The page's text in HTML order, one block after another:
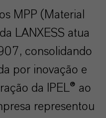
MPP (Material
LANXESS atua
consolidando
por inovação e
da IPEL® ao
representou